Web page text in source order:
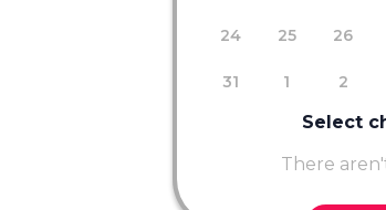
24 25 26
31 1 2
Select
There